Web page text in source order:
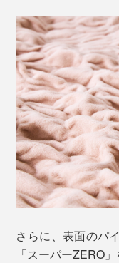
さらに、表面のパ
「スーパーZERO」